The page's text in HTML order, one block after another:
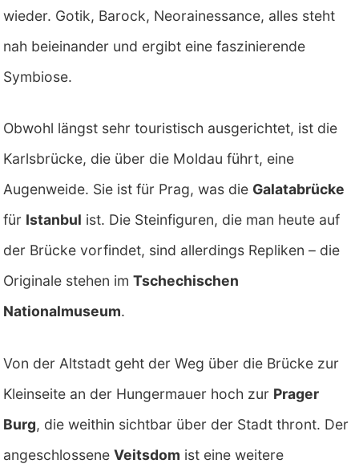
wieder. Gotik, Barock, Neorainessance, alles steht
nah beieinander und ergibt eine faszinierende
Symbiose.
Obwohl längst sehr touristisch ausgerichtet, ist die
Karlsbrücke, die über die Moldau führt, eine
Augenweide. Sie ist für Prag, was die Galatabrücke
für Istanbul ist. Die Steinfiguren, die man heute auf
der Brücke vorfindet, sind allerdings Repliken – die
Originale stehen imTschechischen
Nationalmuseum.
Von der Altstadt geht der Weg über die Brücke zur
Kleinseite an der Hungermauer hoch zur Prager
Burg, die weithin sichtbar über der Stadt thront. Der
angeschlosseneVeitsdom ist eine weitere